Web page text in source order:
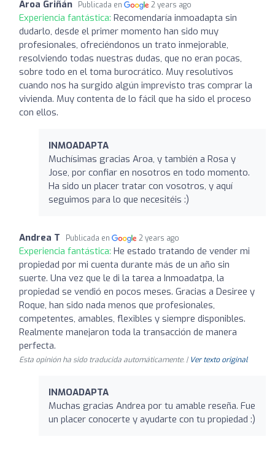
Aroa Griñán Publicada en 2 years ago
Experiencia fantástica: Recomendaría inmoadapta sin
dudarlo, desde el primer momento han sido muy
profesionales, ofreciéndonos un trato inmejorable,
resolviendo todas nuestras dudas, que no eran pocas,
sobre todo en el toma burocrático. Muy resolutivos
cuando nos ha surgido algún imprevisto tras comprar la
vivienda. Muy contenta de lo fácil que ha sido el proceso
con ellos.
INMOADAPTA
Muchísimas gracias Aroa, y también a Rosa y
Jose, por confiar en nosotros en todo momento.
Ha sido un placer tratar con vosotros, y aquí
seguimos para lo que necesitéis :)
Andrea T Publicada en 2 years ago
Experiencia fantástica: He estado tratando de vender mi
propiedad por mi cuenta durante más de un año sin
suerte. Una vez que le di la tarea a Inmoadatpa, la
propiedad se vendió en pocos meses. Gracias a Desiree y
Roque, han sido nada menos que profesionales,
competentes, amables, flexibles y siempre disponibles.
Realmente manejaron toda la transacción de manera
perfecta.
Esta opinión ha sido traducida automáticamente. | Ver texto original
INMOADAPTA
Muchas gracias Andrea por tu amable reseña. Fue
un placer conocerte y ayudarte con tu propiedad :)